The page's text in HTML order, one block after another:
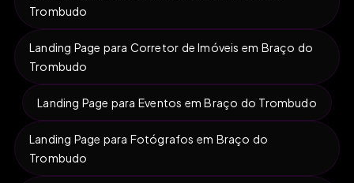
Trombudo
Landing Page para Corretor de Imóveis em Braço do
Trombudo
Landing Page para Eventos em Braço do Trombudo
Landing Page para Fotógrafos em Braço do
Trombudo